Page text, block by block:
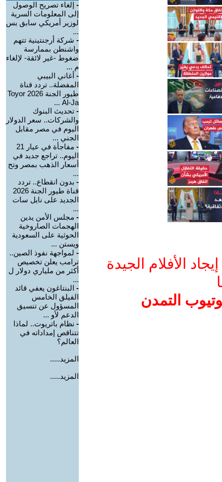
الأفلام الجيدة
التمدن
- إلغاء تصريح الوصول
إلى المعلومات السرية
لوزير أمريكي سابق بس
...
- شركة أرجنتينية تتهم
واشنطن بممارسة
ضغوط -غير لائقة- لإلغاء
م ...
- أغاني البيبي
المفضلة.. تردد قناة
طيور الجنة 2026 Toyor
Al-Ja ...
- تحديث البنوك
والشركات.. سعر الدولار
اليوم في مصر مقابل
الجني ...
-
مفاجأة في عيار 21
اليوم.. تراجع جديد في
أسعار الذهب بمصر وتح
...
- بدون انقطاع.. تردد
قناة طيور الجنة 2026
الجديد على نايل سات
...
- مجلس الأمن يدين
الهجمات الصاروخية
الحوثية على السعودية
ويستن ...
- لمواجهة نفوذ الصين..
ترامب يعلن تخصيص
أكثر من ملياري دولار ل
...
- البنتاغون يعفي قائد
الفيلق الخامس
المسؤول عن تنسيق
الدعم لأو ...
- نظام باتريوت.. لماذا
تتناقص إمداداته في
العالم؟
المزيد.....
المزيد.....